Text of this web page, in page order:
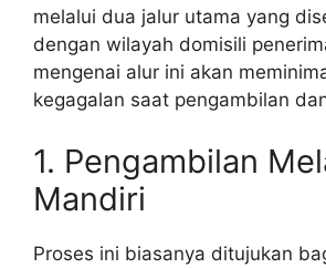
melalui dua jalur utama yang
dengan wilayah domisili
mengenai alur ini akan
kegagalan saat pengambilan
1. Pengambilan
Mandiri
Proses ini biasanya ditujukan